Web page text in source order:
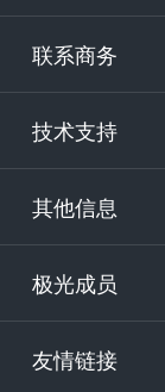
联系商务
技术支持
其他信息
极光成员
友情链接